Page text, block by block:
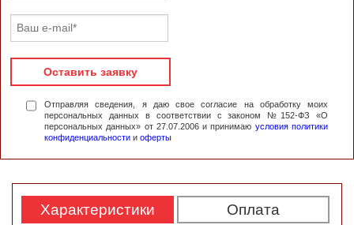
Оставить заявку
Отправляя сведения, я даю свое согласие на обработку моих
персональных данных в соответствии с законом №152-ФЗ «О
персональных данных» от 27.07.2006 и принимаю условия политики
конфиденциальности и оферты
Характеристики Оплата